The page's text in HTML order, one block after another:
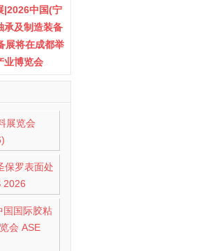
家电展）
|2026中国(宁
电器博览会
承及制造装备
展将在成都举
业博览会
展览会
保罗表面处
2026
国国际胶粘
会 ASE